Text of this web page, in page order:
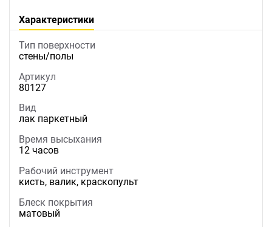
Характеристики
Тип поверхности
стены/полы
Артикул
80127
Вид
лак паркетный
Время высыхания
12 часов
Рабочий инструмент
кисть, валик, краскопульт
Блеск покрытия
матовый